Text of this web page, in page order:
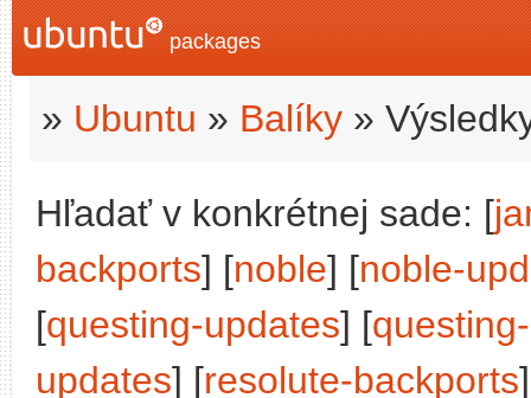
packages
» Ubuntu » Balíky »
Hľadať v konkrétnej sade: [
backports] [noble] [noble-
[questing-updates] [
updates] [resolute-backports